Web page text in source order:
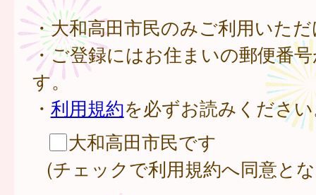
・大和高田市民のみご利用いた
・ご登録にはお住まいの郵便番
す。
・ 利用規約を必ずお読みくださ
大和高田市民です
(チェックで利用規約へ同意と